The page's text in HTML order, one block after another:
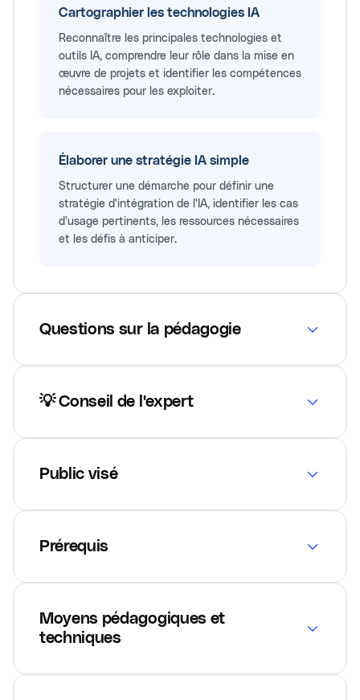
Cartographier les technologies IA
Reconnaître les principales technologies et
outils IA, comprendre leur rôle dans la mise en
œuvre de projets et identifier les compétences
nécessaires pour les exploiter.
Élaborer une stratégie IA simple
Structurer une démarche pour définir une
stratégie d'intégration de l'IA, identifier les cas
d'usage pertinents, les ressources nécessaires
et les défis à anticiper.
Questions sur la pédagogie
💡 Conseil de l'expert
Public visé
Prérequis
Moyens pédagogiques et
techniques